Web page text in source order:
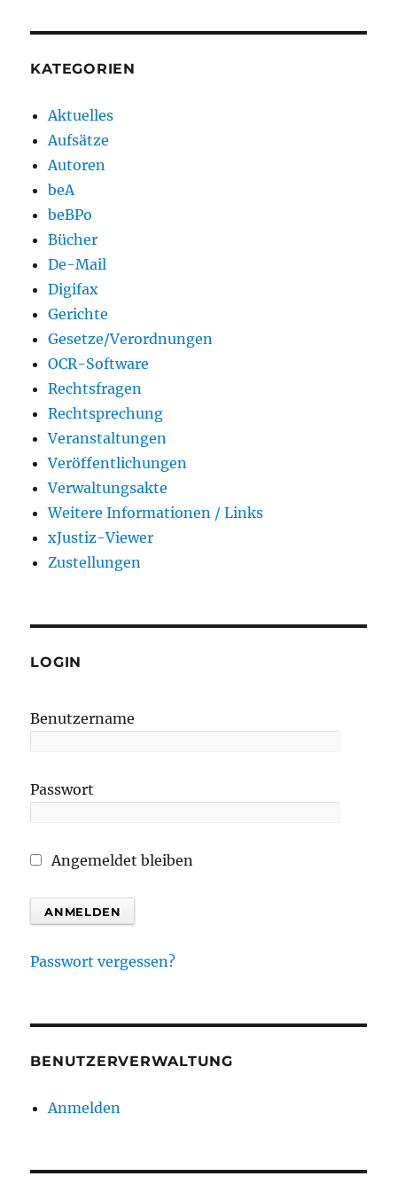
KATEGORIEN
Aktuelles
Aufsätze
Autoren
beA
beBPo
Bücher
De-Mail
Digifax
Gerichte
Gesetze/Verordnungen
OCR-Software
Rechtsfragen
Rechtsprechung
Veranstaltungen
Veröffentlichungen
Verwaltungsakte
Weitere Informationen / Links
xJustiz-Viewer
Zustellungen
LOGIN
Benutzername
Passwort
Angemeldet bleiben
Passwort vergessen?
BENUTZERVERWALTUNG
Anmelden